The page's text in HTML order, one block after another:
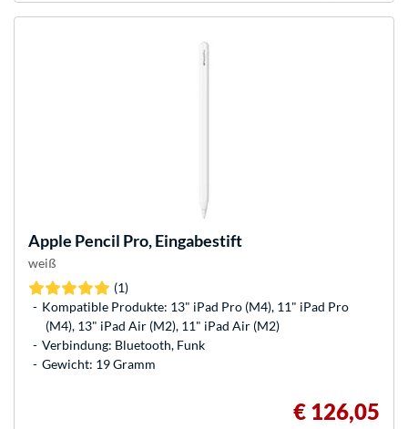
Apple Pencil Pro, Eingabestift
weiß
(1)
Kompatible Produkte: 13" iPad Pro (M4), 11" iPad Pro
(M4), 13" iPad Air (M2), 11" iPad Air (M2)
Verbindung: Bluetooth, Funk
Gewicht: 19 Gramm
€ 126,05